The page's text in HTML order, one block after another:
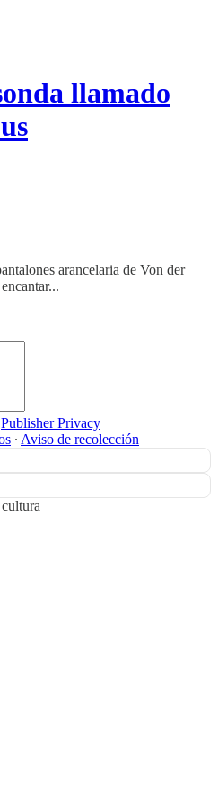
llamado
arancelaria de Von der
Publisher Privacy
∙ Aviso de recolección